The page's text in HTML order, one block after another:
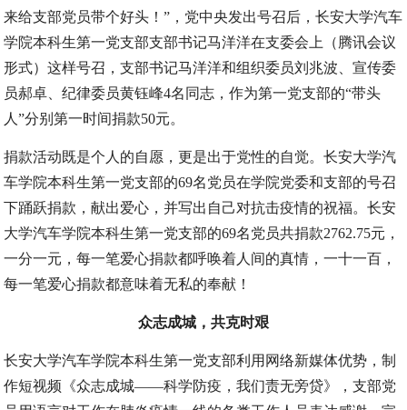
来给支部党员带个好头！”，党中央发出号召后，长安大学汽车
学院本科生第一党支部支部书记马洋洋在支委会上（腾讯会议
形式）这样号召，支部书记马洋洋和组织委员刘兆波、宣传委
员郝卓、纪律委员黄钰峰4名同志，作为第一党支部的“带头
人”分别第一时间捐款50元。
捐款活动既是个人的自愿，更是出于党性的自觉。长安大学汽
车学院本科生第一党支部的69名党员在学院党委和支部的号召
下踊跃捐款，献出爱心，并写出自己对抗击疫情的祝福。长安
大学汽车学院本科生第一党支部的69名党员共捐款2762.75元，
一分一元，每一笔爱心捐款都呼唤着人间的真情，一十一百，
每一笔爱心捐款都意味着无私的奉献！
众志成城，共克时艰
长安大学汽车学院本科生第一党支部利用网络新媒体优势，制
作短视频《众志成城——科学防疫，我们责无旁贷》，支部党